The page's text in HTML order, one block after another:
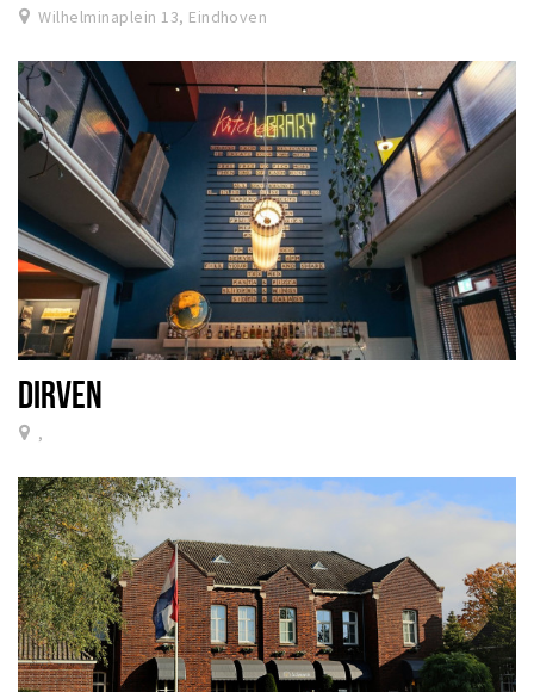
Wilhelminaplein 13, Eindhoven
DIRVEN
,